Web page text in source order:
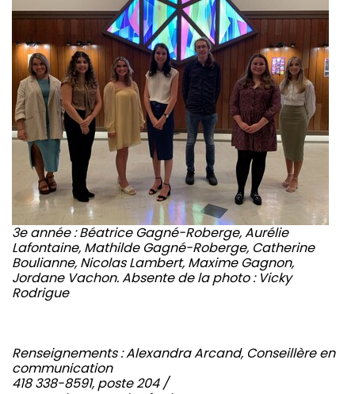
3e année : Béatrice Gagné-Roberge, Aurélie
Lafontaine, Mathilde Gagné-Roberge, Catherine
Boulianne, Nicolas Lambert, Maxime Gagnon,
Jordane Vachon. Absente de la photo : Vicky
Rodrigue
Renseignements : Alexandra Arcand, Conseillère en
communication
418 338-8591, poste 204 /